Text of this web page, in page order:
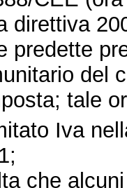
direttiva
predette
del
tale
Iva
che